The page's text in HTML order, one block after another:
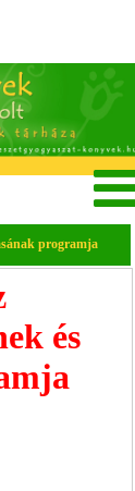
programja
és